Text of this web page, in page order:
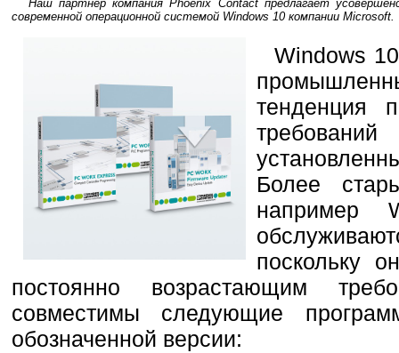
Наш партнёр компания Phoenix Contact предлагает
современной операционной системой Windows 10 компании Microsoft.
Windows
тенденция
Более
например
поскольку
постоянно возрастающим
совместимы следующие
обозначенной версии: